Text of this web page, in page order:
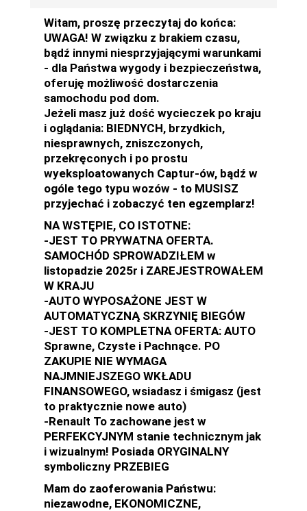
Witam, proszę przeczytaj do końca:
UWAGA! W związku z brakiem czasu,
bądź innymi niesprzyjającymi warunkami
- dla Państwa wygody i bezpieczeństwa,
oferuję możliwość dostarczenia
samochodu pod dom.
Jeżeli masz już dość wycieczek po kraju
i oglądania: BIEDNYCH, brzydkich,
niesprawnych, zniszczonych,
przekręconych i po prostu
wyeksploatowanych Captur-ów, bądź w
ogóle tego typu wozów - to MUSISZ
przyjechać i zobaczyć ten egzemplarz!
NA WSTĘPIE, CO ISTOTNE:
-JEST TO PRYWATNA OFERTA.
SAMOCHÓD SPROWADZIŁEM w
listopadzie 2025r i ZAREJESTROWAŁEM
W KRAJU
-AUTO WYPOSAŻONE JEST W
AUTOMATYCZNĄ SKRZYNIĘ BIEGÓW
-JEST TO KOMPLETNA OFERTA: AUTO
Sprawne, Czyste i Pachnące. PO
ZAKUPIE NIE WYMAGA
NAJMNIEJSZEGO WKŁADU
FINANSOWEGO, wsiadasz i śmigasz (jest
to praktycznie nowe auto)
-Renault To zachowane jest w
PERFEKCYJNYM stanie technicznym jak
i wizualnym! Posiada ORYGINALNY
symboliczny PRZEBIEG
Mam do zaoferowania Państwu:
niezawodne, EKONOMICZNE,